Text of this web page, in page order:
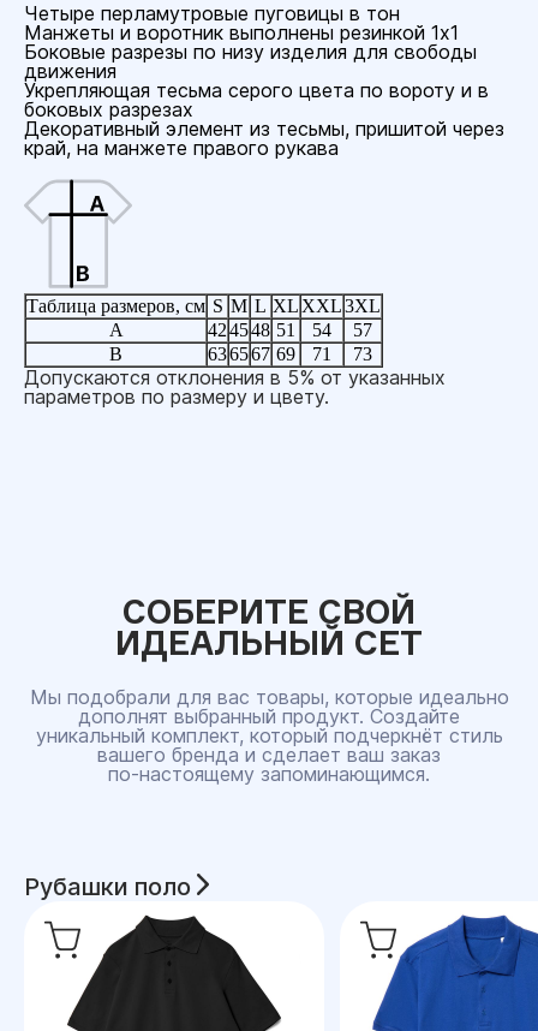
Четыре перламутровые пуговицы в тон
Манжеты и воротник выполнены резинкой 1x1
Боковые разрезы по низу изделия для свободы
движения
Укрепляющая тесьма серого цвета по вороту и в
боковых разрезах
Декоративный элемент из тесьмы, пришитой через
край, на манжете правого рукава
Таблица размеров, см S M L XL XXL3XL
A
424548 51 54
57
B
636567 69 71 73
Допускаются отклонения в 5% от указанных
параметров по размеру и цвету.
СОБЕРИТЕ СВОЙ
ИДЕАЛЬНЫЙ СЕТ
Мы подобрали для вас товары, которые идеально
дополнят выбранный продукт. Создайте
уникальный комплект, который подчеркнёт стиль
вашего бренда и сделает ваш заказ
по‑настоящему запоминающимся.
Рубашки поло